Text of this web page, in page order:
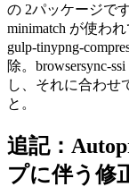
の 2パッケージで
minimatch が使わ
gulp-tinypng-
除。browsersync-
し、それに合わせ
と。
追記：
プに伴う修